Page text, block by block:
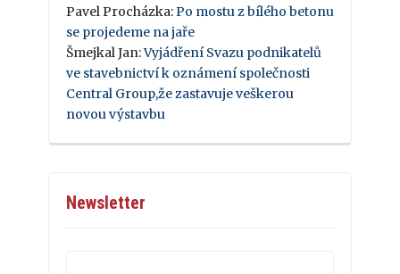
Pavel Procházka:Po mostu z bílého betonu
se projedeme na jaře
Šmejkal Jan:Vyjádření Svazu podnikatelů
ve stavebnictví k oznámení společnosti
Central Group,že zastavuje veškerou
novou výstavbu
Newsletter